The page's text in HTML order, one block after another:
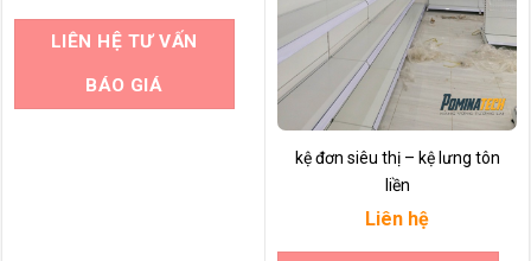
LIÊN HỆ TƯ VẤN
BÁO GIÁ
kệ đơn siêu thị – kệ lưng tôn
liền
Liên hệ